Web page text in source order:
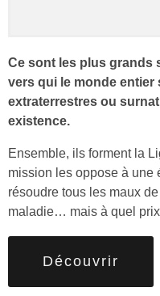
Ce sont les plus grands
vers qui le monde entier
extraterrestres ou
existence.
Ensemble, ils forment la
mission les oppose à une
résoudre tous les maux
maladie… mais à quel
Découvrir